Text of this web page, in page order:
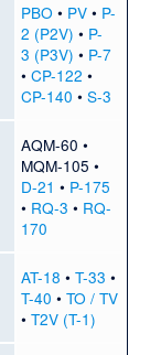
PBO • PV• P-
2 (P2V) • P-
3 (P3V) • P-7
• CP-122 •
CP-140 • S-3
AQM-60 •
MQM-105 •
D-21 • P-175
• RQ-3 • RQ-
170
AT-18 • T-33 •
T-40 • TO / TV
• T2V (T-1)